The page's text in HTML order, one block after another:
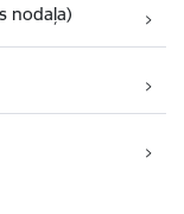
nodaļa)